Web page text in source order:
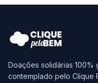
Doações solidárias 100%
contemplado pelo Clique